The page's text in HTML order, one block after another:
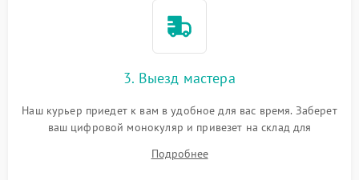
3. Выезд мастера
Наш курьер приедет к вам в удобное для вас время. Заберет
ваш цифровой монокуляр и привезет на склад для
Подробнее